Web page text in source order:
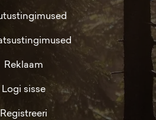
Reklaam
Logi sisse
Registreeri